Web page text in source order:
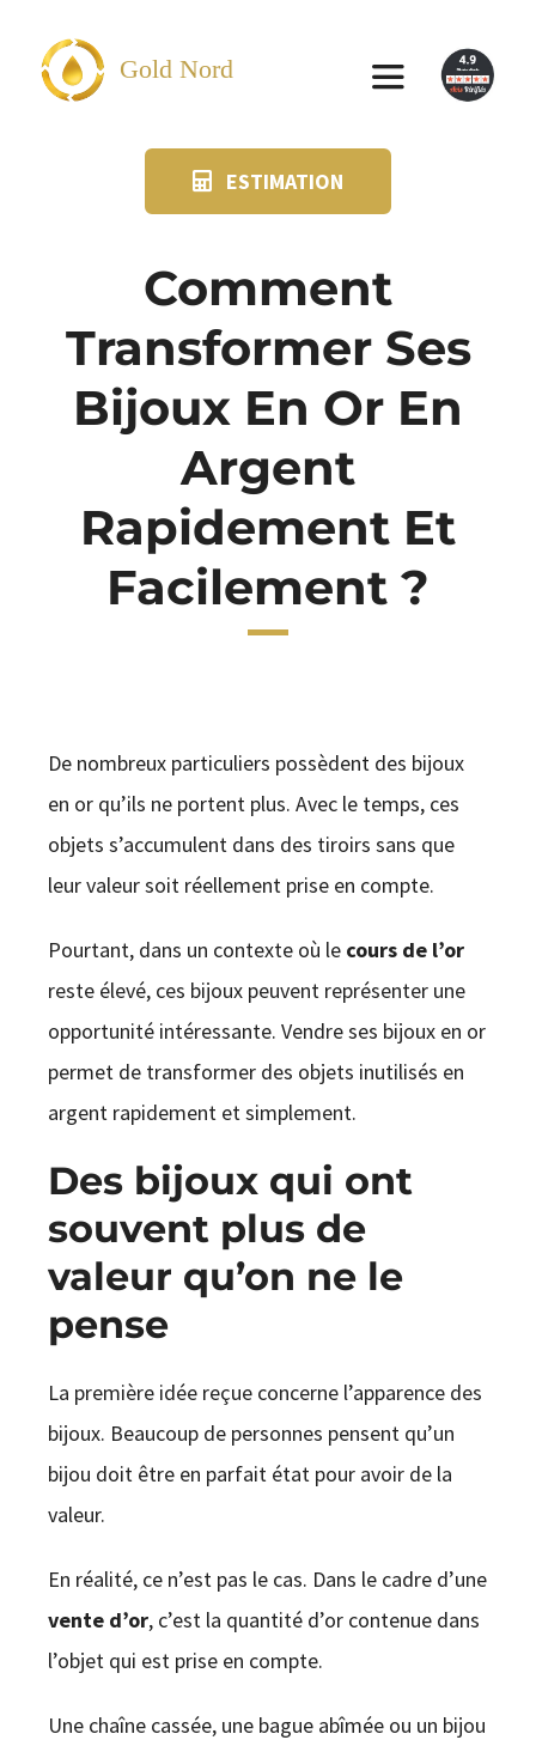
contenu
Gold Nord
Toggle
SUIVI KIT POSTAL
ESTIMATION
Comment
Transformer Ses
Bijoux En Or En
Argent
Rapidement Et
Facilement ?
De nombreux particuliers possèdent des bijoux
en or qu’ils ne portent plus. Avec le temps, ces
objets s’accumulent dans des tiroirs sans que
leur valeur soit réellement prise en compte.
Pourtant, dans un contexte où le cours de l’or
reste élevé, ces bijoux peuvent représenter une
opportunité intéressante. Vendre ses bijoux en or
permet de transformer des objets inutilisés en
argent rapidement et simplement.
Des bijoux qui ont
souvent plus de
valeur qu’on ne le
pense
La première idée reçue concerne l’apparence des
bijoux. Beaucoup de personnes pensent qu’un
bijou doit être en parfait état pour avoir de la
valeur.
En réalité, ce n’est pas le cas. Dans le cadre d’une
vente d’or, c’est la quantité d’or contenue dans
l’objet qui est prise en compte.
Une chaîne cassée, une bague abîmée ou un bijou